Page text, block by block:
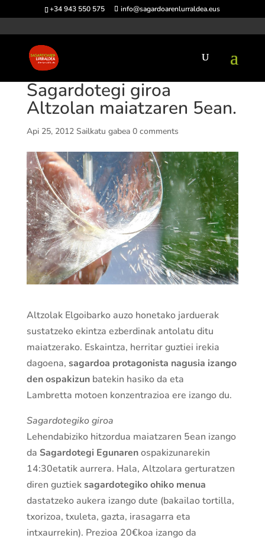
+34 943 550 575 info@sagardoarenlurraldea.eus
Sagardotegi giroa
Altzolan maiatzaren 5ean.
Api 25, 2012 Sailkatu gabea 0 comments
Altzolak Elgoibarko auzo honetako jarduerak
sustatzeko ekintza ezberdinak antolatu ditu
maiatzerako. Eskaintza, herritar guztiei irekia
dagoena, sagardoa protagonista nagusia izango
den ospakizun batekin hasiko da eta
Lambretta motoen konzentrazioa ere izango du.
Sagardotegiko giroa
Lehendabiziko hitzordua maiatzaren 5ean izango
da Sagardotegi Egunarenospakizunarekin
14:30etatik aurrera. Hala, Altzolara gerturatzen
diren guztieksagardotegiko ohiko menua
dastatzeko aukera izango dute (bakailao tortilla,
txorizoa, txuleta, gazta, irasagarra eta
intxaurrekin). Prezioa 20€koa izango da